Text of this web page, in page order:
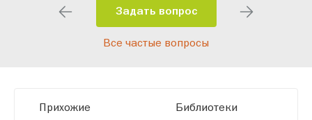
помещения и личные пожелания.
Благодаря современному
высокотехнологичному оборудованию
размерам.
Задать вопрос
Все частые вопросы
Прихожие Библиотеки